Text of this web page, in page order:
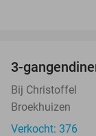
3-
Bij Christoffel
Broekhuizen
Verkocht: 376